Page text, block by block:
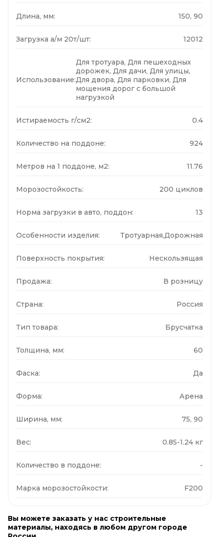
Длина, мм: 150, 90
Загрузка а/м 20т/шт: 12012
Использование:
Для тротуара, Для пешеходных
дорожек, Для дачи, Для улицы,
Для двора, Для парковки, Для
мощения дорог с большой
нагрузкой
Истираемость г/см2: 0.4
Количество на поддоне: 924
Метров на 1 поддоне, м2: 11.76
Морозостойкость: 200 циклов
Норма загрузки в авто, поддон: 13
Особенности изделия: Тротуарная,Дорожная
Поверхность покрытия: Нескользящая
Продажа: В розницу
Страна: Россия
Тип товара: Брусчатка
Толщина, мм: 60
Фаска: Да
Форма: Арена
Ширина, мм: 75, 90
Вес: 0.85-1.24 кг
Количество в поддоне: -
Марка морозостойкости: F200
Вы можете заказать у нас строительные
материалы, находясь в любом другом городе